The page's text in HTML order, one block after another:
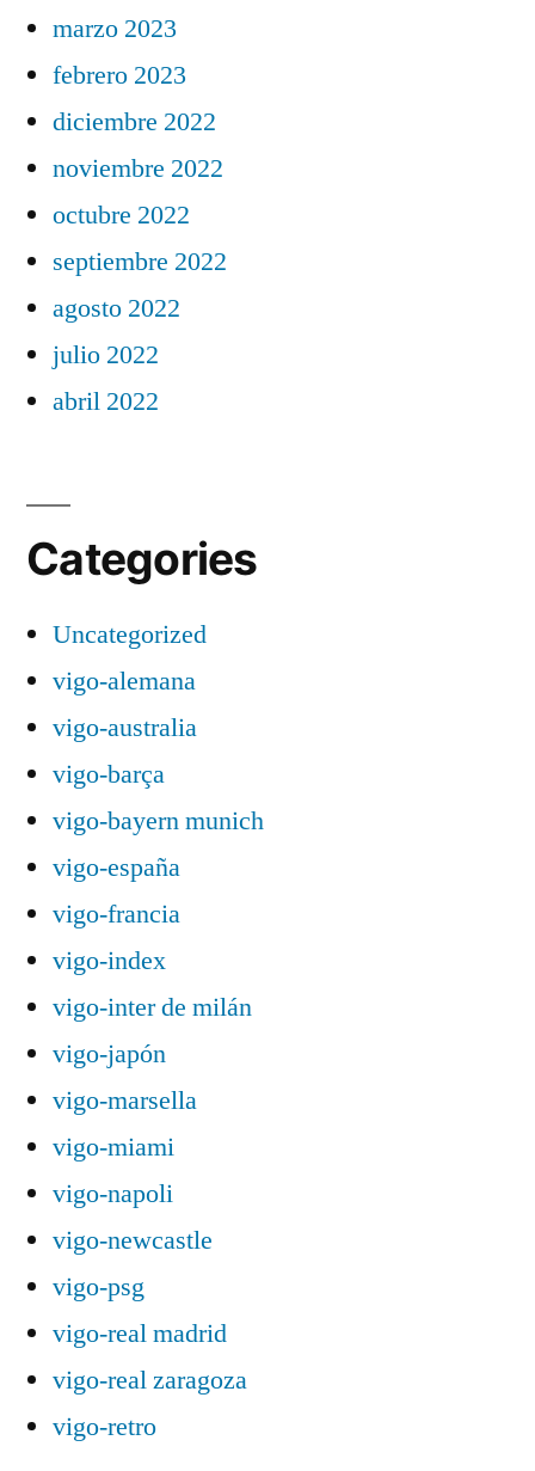
marzo 2023
febrero 2023
diciembre 2022
noviembre 2022
octubre 2022
septiembre 2022
agosto 2022
julio 2022
abril 2022
Categories
Uncategorized
vigo-alemana
vigo-australia
vigo-barça
vigo-bayern munich
vigo-españa
vigo-francia
vigo-index
vigo-inter de milán
vigo-japón
vigo-marsella
vigo-miami
vigo-napoli
vigo-newcastle
vigo-psg
vigo-real madrid
vigo-real zaragoza
vigo-retro